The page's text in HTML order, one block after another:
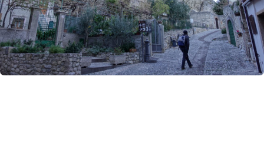
Copyright © 2010-2021 trekking-etc - Tutti i diritti riservati
Developed bygb-ing
termini d'uso-esclusione di responsabilità-privacy e cookie
Pagine viste: 3704368